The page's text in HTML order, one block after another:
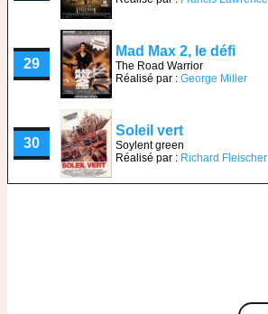
29
Mad Max 2, le défi
The Road Warrior
Réalisé par : George Miller
30
Soleil vert
Soylent green
Réalisé par : Richard Fleischer